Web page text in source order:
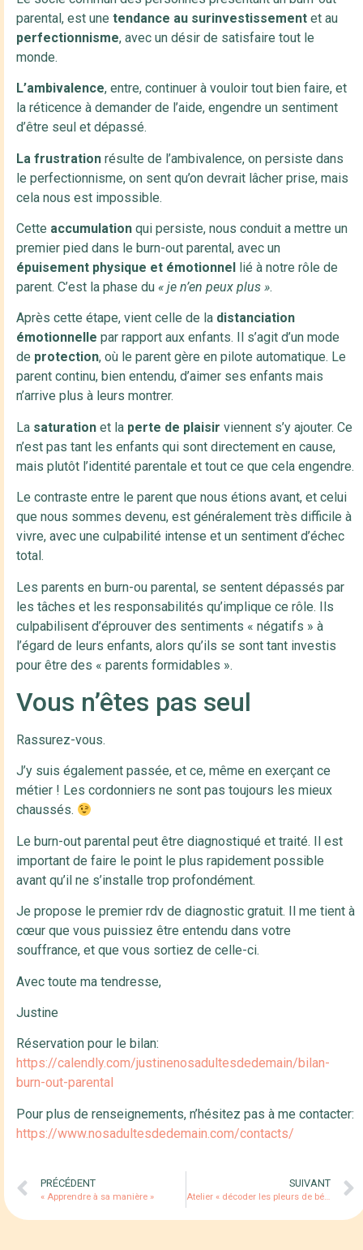
parental, est une tendance au surinvestissement et au
perfectionnisme, avec un désir de satisfaire tout le
monde.
L’ambivalence, entre, continuer à vouloir tout bien faire, et
la réticence à demander de l’aide, engendre un sentiment
d’être seul et dépassé.
La frustration résulte de l’ambivalence, on persiste dans
le perfectionnisme, on sent qu’on devrait lâcher prise, mais
cela nous est impossible.
Cette accumulation qui persiste, nous conduit a mettre un
premier pied dans le burn-out parental, avec un
épuisement physique et émotionnel lié à notre rôle de
parent. C’est la phase du « je n’en peux plus ».
Après cette étape, vient celle de la distanciation
émotionnelle par rapport aux enfants. Il s’agit d’un mode
de protection, où le parent gère en pilote automatique. Le
parent continu, bien entendu, d’aimer ses enfants mais
n’arrive plus à leurs montrer.
La saturation et la perte de plaisir viennent s’y ajouter. Ce
n’est pas tant les enfants qui sont directement en cause,
mais plutôt l’identité parentale et tout ce que cela engendre.
Le contraste entre le parent que nous étions avant, et celui
que nous sommes devenu, est généralement très difficile à
vivre, avec une culpabilité intense et un sentiment d’échec
total.
Les parents en burn-ou parental, se sentent dépassés par
les tâches et les responsabilités qu’implique ce rôle. Ils
culpabilisent d’éprouver des sentiments « négatifs » à
l’égard de leurs enfants, alors qu’ils se sont tant investis
pour être des « parents formidables ».
Vous n’êtes pas seul
Rassurez-vous.
J’y suis également passée, et ce, même en exerçant ce
métier ! Les cordonniers ne sont pas toujours les mieux
chaussés.
Le burn-out parental peut être diagnostiqué et traité. Il est
important de faire le point le plus rapidement possible
avant qu’il ne s’installe trop profondément.
Je propose le premier rdv de diagnostic gratuit. Il me tient à
cœur que vous puissiez être entendu dans votre
souffrance, et que vous sortiez de celle-ci.
Avec toute ma tendresse,
Justine
Réservation pour le bilan:
https://calendly.com/justinenosadultesdedemain/bilan-
burn-out-parental
Pour plus de renseignements, n’hésitez pas à me contacter:
https://www.nosadultesdedemain.com/contacts/
PRÉCÉDENT
« Apprendre à sa manière »
SUIVANT
Atelier « décoder les pleurs de bébé ». Et si bébé, donnait son mode d’emploi.